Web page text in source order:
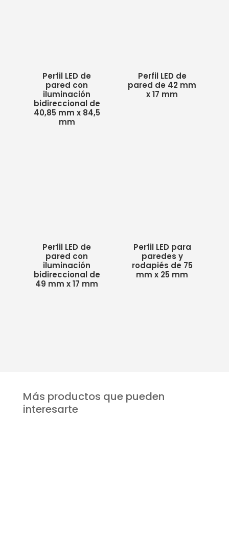
Perfil LED de
pared con
iluminación
bidireccional de
40,85 mm x 84,5
mm
Perfil LED de
pared de 42 mm
x 17 mm
Perfil LED de
pared con
iluminación
bidireccional de
49 mm x 17 mm
Perfil LED para
paredes y
rodapiés de 75
mm x 25 mm
Más productos que pueden
interesarte